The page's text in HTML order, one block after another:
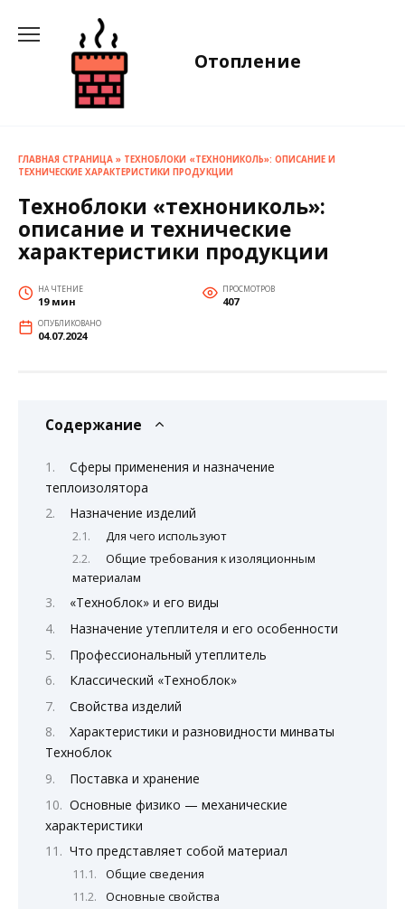
содержанию
Отопление
ГЛАВНАЯ СТРАНИЦА » ТЕХНОБЛОКИ «ТЕХНОНИКОЛЬ»: ОПИСАНИЕ И
ТЕХНИЧЕСКИЕ ХАРАКТЕРИСТИКИ ПРОДУКЦИИ
Техноблоки «технониколь»:
описание и технические
характеристики продукции
НА ЧТЕНИЕ
19 мин
ПРОСМОТРОВ
407
ОПУБЛИКОВАНО
04.07.2024
Содержание
Сферы применения и назначение
теплоизолятора
Назначение изделий
Для чего используют
Общие требования к изоляционным
материалам
«Техноблок» и его виды
Назначение утеплителя и его особенности
Профессиональный утеплитель
Классический «Техноблок»
Свойства изделий
Характеристики и разновидности минваты
Техноблок
Поставка и хранение
Основные физико — механические
характеристики
Что представляет собой материал
Общие сведения
Основные свойства